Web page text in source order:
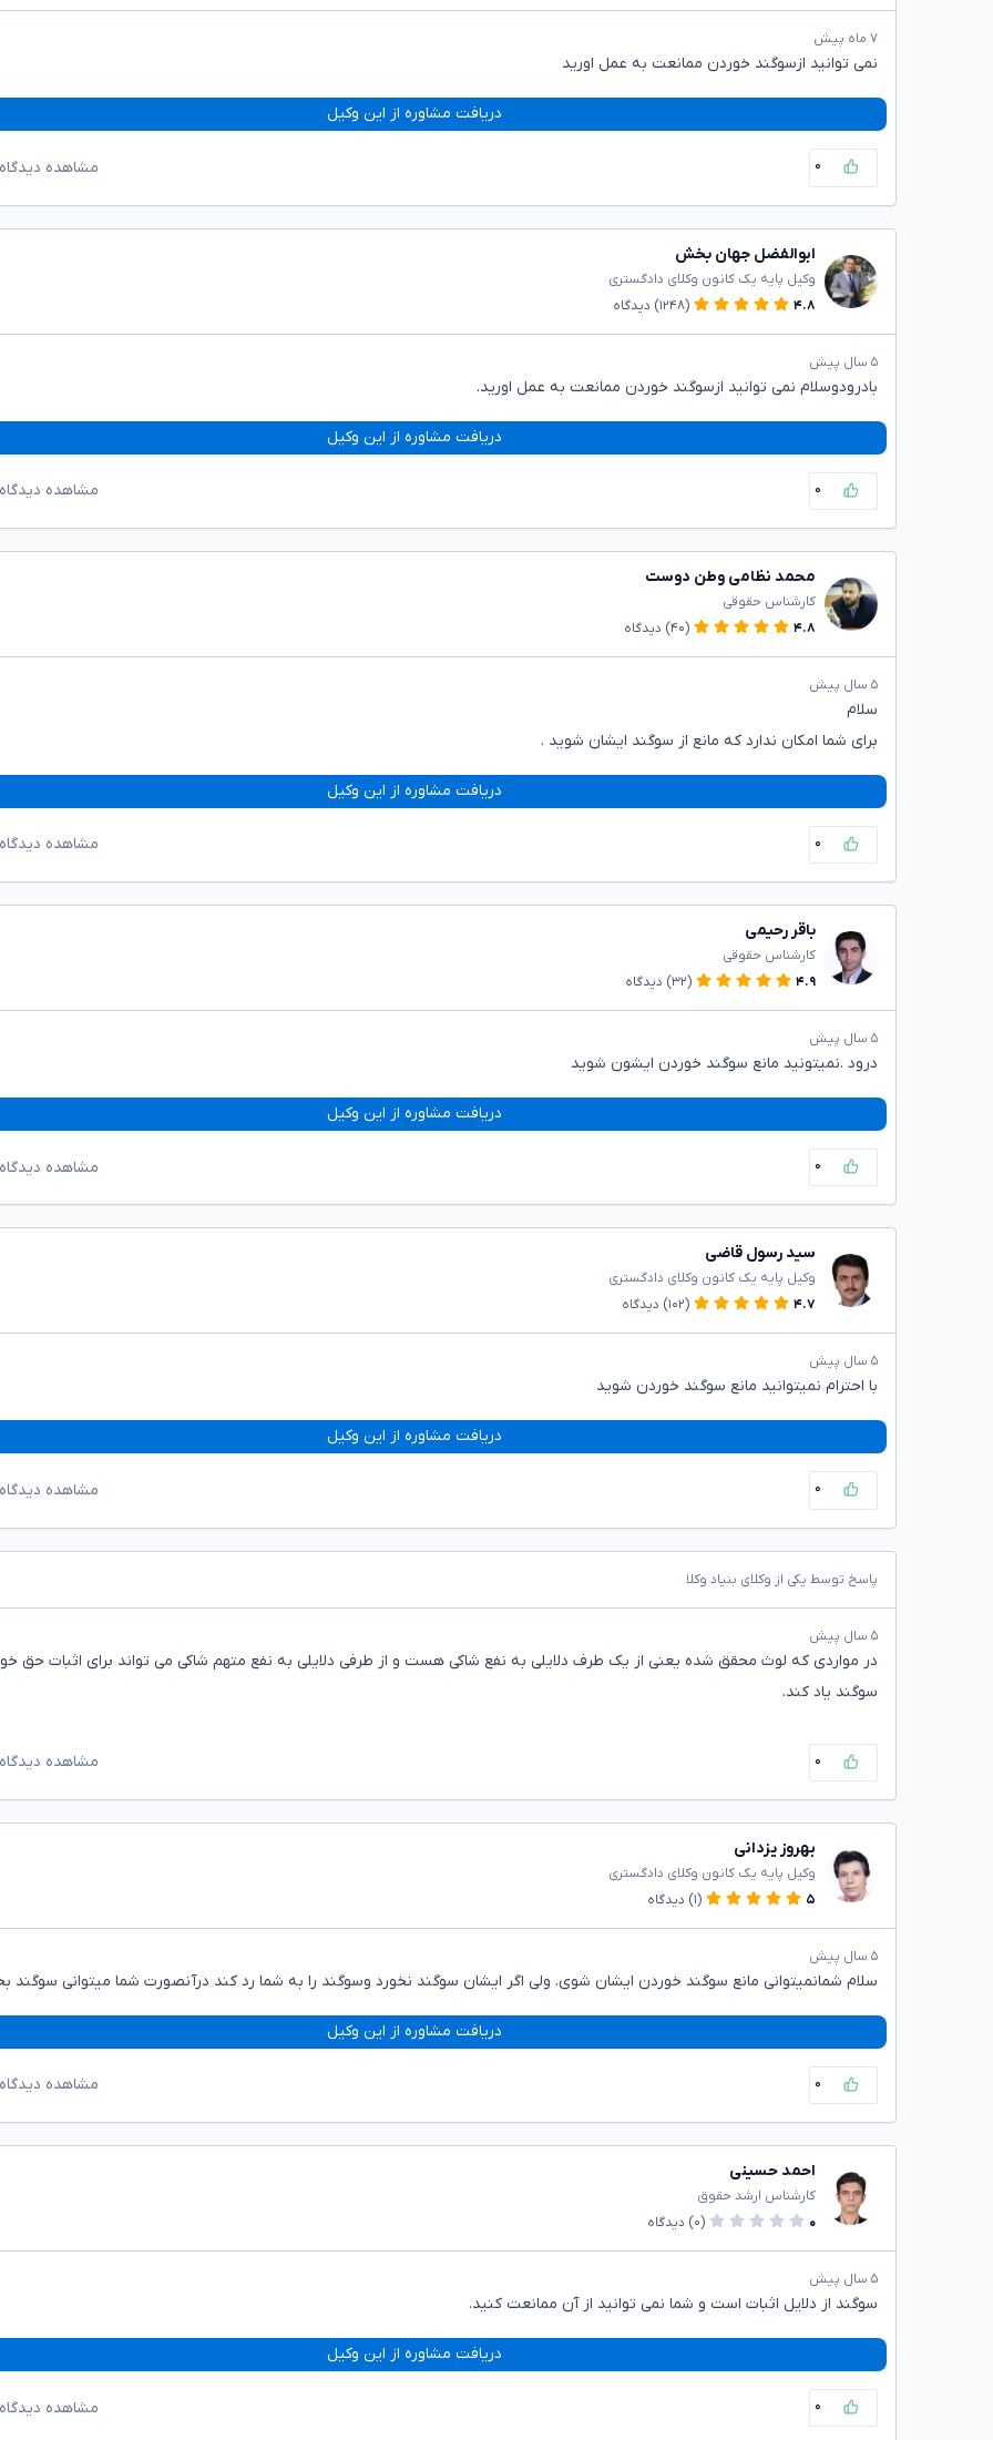
۷ ماه پیش
نمی توانید ازسوگند خوردن ممانعت به عمل اورید
دریافت مشاوره از این وکیل
۰ مشاهده
ابوالفضل جهان بخش
وکیل پایه یک کانون وکلای دادگستری
۴.۸
(۱۲۴۸) دیدگاه
۵ سال پیش
بادرودوسلام نمی توانید ازسوگند خوردن ممانعت به عمل اورید.
دریافت مشاوره از این وکیل
۰ مشاهده
محمد نظامی وطن دوست
کارشناس حقوقی
۴.۸
(۴۰) دیدگاه
۵ سال پیش
سلام
برای شما امکان ندارد که مانع از سوگند ایشان شوید .
دریافت مشاوره از این وکیل
۰ مشاهده
باقر رحیمی
کارشناس حقوقی
۴.۹
(۳۲) دیدگاه
۵ سال پیش
درود .نمیتونید مانع سوگند خوردن ایشون شوید
دریافت مشاوره از این وکیل
۰ مشاهده
سید رسول قاضی
وکیل پایه یک کانون وکلای دادگستری
۴.۷
(۱۰۲) دیدگاه
۵ سال پیش
با احترام نمیتوانید مانع سوگند خوردن شوید
دریافت مشاوره از این وکیل
۰ مشاهده
پاسخ توسط یکی از وکلای بنیاد وکلا
۵ سال پیش
در مواردی که لوث محقق شده یعنی از یک طرف دلایلی به نفع شاکی هست و از طرفی دلایلی به نفع متهم شاکی می تواند برای اثبات حق
سوگند یاد کند.
۰ مشاهده
بهروز یزدانی
وکیل پایه یک کانون وکلای دادگستری
۵
(۱) دیدگاه
۵ سال پیش
سلام شمانمیتوانی مانع سوگند خوردن ایشان شوی. ولی اگر ایشان سوگند نخورد وسوگند را به شما رد کند درآنصورت شما میتوانی سوگند
دریافت مشاوره از این وکیل
۰ مشاهده
احمد حسینی
کارشناس ارشد حقوق
۰
(۰) دیدگاه
۵ سال پیش
سوگند از دلایل اثبات است و شما نمی توانید از آن ممانعت کنید.
دریافت مشاوره از این وکیل
۰ مشاهده